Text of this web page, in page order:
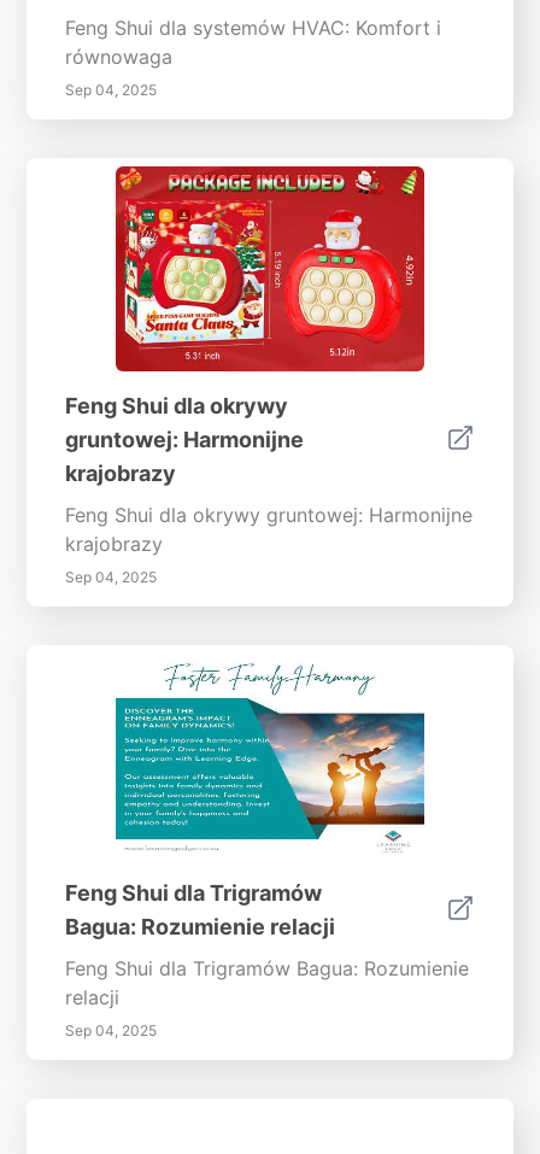
Feng Shui dla systemów HVAC: Komfort i
równowaga
Sep 04, 2025
Feng Shui dla okrywy
gruntowej: Harmonijne
krajobrazy
Feng Shui dla okrywy gruntowej: Harmonijne
krajobrazy
Sep 04, 2025
Feng Shui dla Trigramów
Bagua: Rozumienie relacji
Feng Shui dla Trigramów Bagua: Rozumienie
relacji
Sep 04, 2025